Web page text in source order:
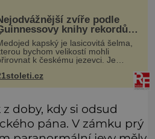
zvíře podle
knihy rekordů?
s pruhem na
kapský je lasicovitá šelma,
bychom velikostí mohli
k českému jezevci. Je
nebojácná, ostatně bývá
za nejodvážnější zvíře
V této souvislosti je dokonc
doby, kdy si odsud
pána. V zámku prý